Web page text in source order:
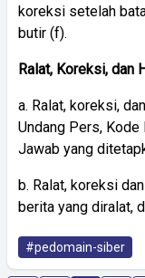
koreksi setelah
butir (f).
Ralat, Koreksi, dan
a. Ralat, koreksi,
Undang Pers,
Jawab yang
b. Ralat, koreksi
berita yang diralat,
#pedomain-siber